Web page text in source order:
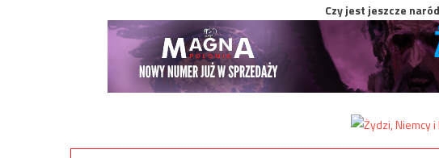
Czy jest jeszcze